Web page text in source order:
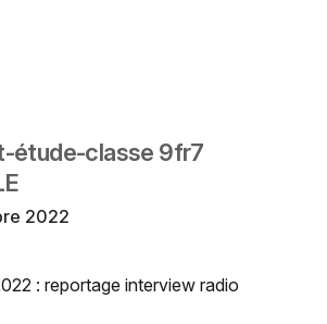
étude-classe 9fr7
2022
: reportage interview radio